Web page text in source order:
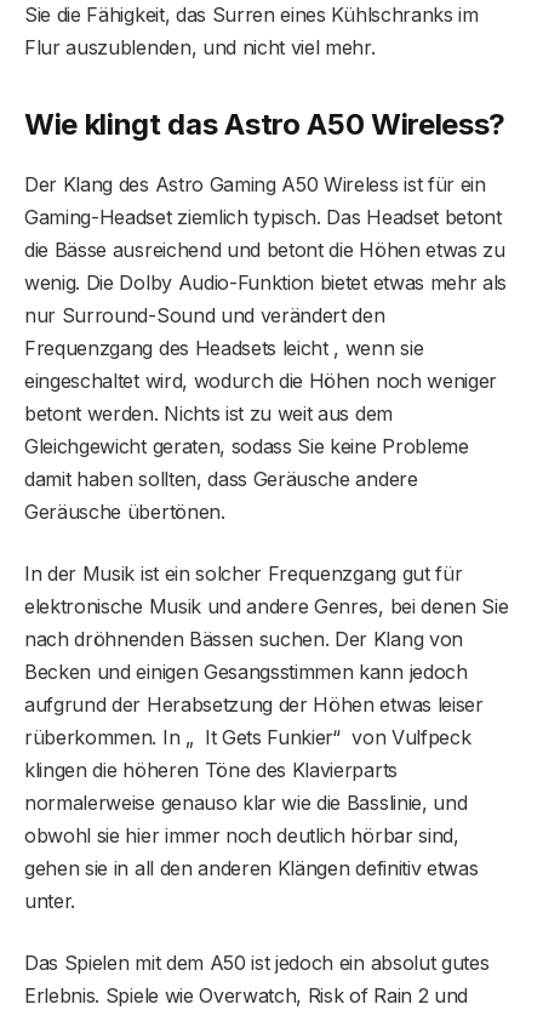
Sie die Fähigkeit, das Surren eines Kühlschranks im
Flur auszublenden, und nicht viel mehr.
Wie klingt das Astro A50 Wireless?
Der Klang des Astro Gaming A50 Wireless ist für ein
Gaming-Headset ziemlich typisch. Das Headset betont
die Bässe ausreichend und betont die Höhen etwas zu
wenig. Die Dolby Audio-Funktion bietet etwas mehr als
nur Surround-Sound und verändert den
Frequenzgang des Headsets leicht , wenn sie
eingeschaltet wird, wodurch die Höhen noch weniger
betont werden. Nichts ist zu weit aus dem
Gleichgewicht geraten, sodass Sie keine Probleme
damit haben sollten, dass Geräusche andere
Geräusche übertönen.
In der Musik ist ein solcher Frequenzgang gut für
elektronische Musik und andere Genres, bei denen Sie
nach dröhnenden Bässen suchen. Der Klang von
Becken und einigen Gesangsstimmen kann jedoch
aufgrund der Herabsetzung der Höhen etwas leiser
rüberkommen. In „ It Gets Funkier“ von Vulfpeck
klingen die höheren Töne des Klavierparts
normalerweise genauso klar wie die Basslinie, und
obwohl sie hier immer noch deutlich hörbar sind,
gehen sie in all den anderen Klängen definitiv etwas
unter.
Das Spielen mit dem A50 ist jedoch ein absolut gutes
Erlebnis. Spiele wie Overwatch, Risk of Rain 2 und